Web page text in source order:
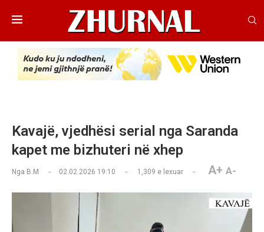
Kavajë, vjedhësi serial nga Saranda
kapet me bizhuteri në xhep
Nga B.M 02.02.2026 19:10 1,309 e lexuar A+ A-